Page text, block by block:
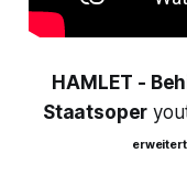
HAMLET -
Staatsoper